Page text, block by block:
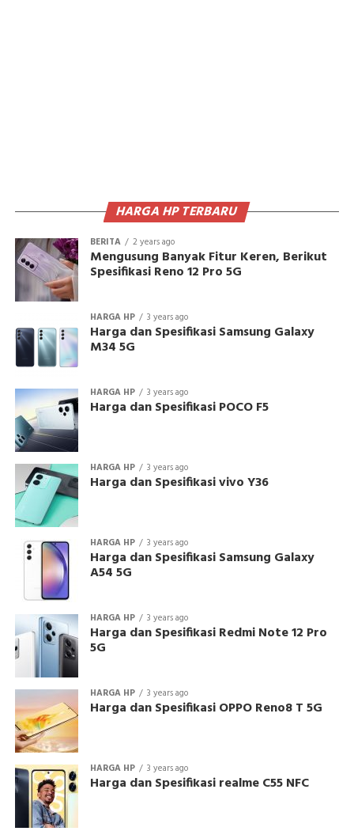
HARGA HP TERBARU
BERITA 2 years ago
Mengusung Banyak Fitur Keren, Berikut
Spesifikasi Reno 12 Pro 5G
HARGA HP 3 years ago
Harga dan Spesifikasi Samsung Galaxy
M34 5G
HARGA HP 3 years ago
Harga dan Spesifikasi POCO F5
HARGA HP 3 years ago
Harga dan Spesifikasi vivo Y36
HARGA HP 3 years ago
Harga dan Spesifikasi Samsung Galaxy
A54 5G
HARGA HP 3 years ago
Harga dan Spesifikasi Redmi Note 12 Pro
5G
HARGA HP 3 years ago
Harga dan Spesifikasi OPPO Reno8 T 5G
HARGA HP 3 years ago
Harga dan Spesifikasi realme C55 NFC